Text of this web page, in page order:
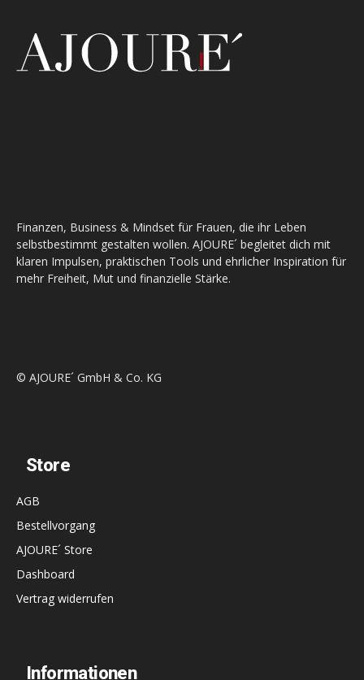
Finanzen, Business & Mindset für Frauen, die ihr Leben
selbstbestimmt gestalten wollen. AJOURE´ begleitet dich mit
klaren Impulsen, praktischen Tools und ehrlicher Inspiration für
mehr Freiheit, Mut und finanzielle Stärke.
© AJOURE´ GmbH & Co. KG
Store
AGB
Bestellvorgang
AJOURE´ Store
Dashboard
Vertrag widerrufen
Informationen